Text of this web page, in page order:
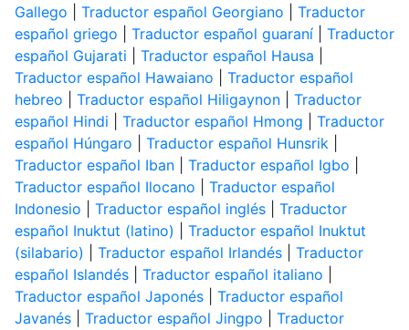
Gallego
Traductor español Georgiano
Traductor
español griego
Traductor español guaraní| Traductor
español Gujarati
Traductor español Hausa
Traductor español Hawaiano
Traductor español
hebreo
Traductor español Hiligaynon| Traductor
español Hindi
Traductor español Hmong
Traductor
español Húngaro
Traductor español Hunsrik|
Traductor español Iban| Traductor español Igbo
Traductor español Ilocano
Traductor español
Indonesio
Traductor español inglés| Traductor
español Inuktut (latino)
Traductor español Inuktut
(silabario)
Traductor español Irlandés| Traductor
español Islandés| Traductor español italiano
Traductor español Japonés| Traductor español
Javanés| Traductor español Jingpo
Traductor